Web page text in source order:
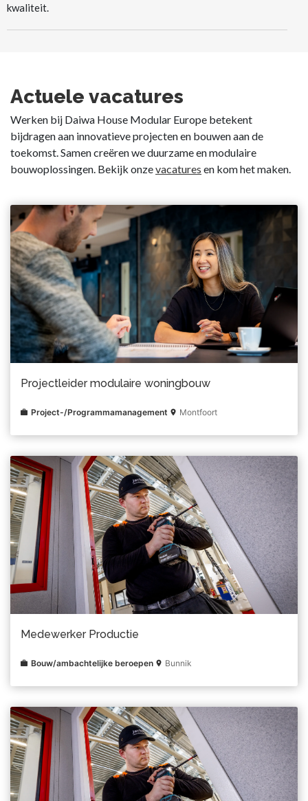
kwaliteit.
Actuele vacatures
Werken bij Daiwa House Modular Europe betekent
bijdragen aan innovatieve projecten en bouwen aan de
toekomst. Samen creëren we duurzame en modulaire
bouwoplossingen. Bekijk onzevacatures en kom het maken.
Projectleider modulaire woningbouw
Project-/Programmamanagement Montfoort
Medewerker Productie
Bouw/ambachtelijke beroepen Bunnik